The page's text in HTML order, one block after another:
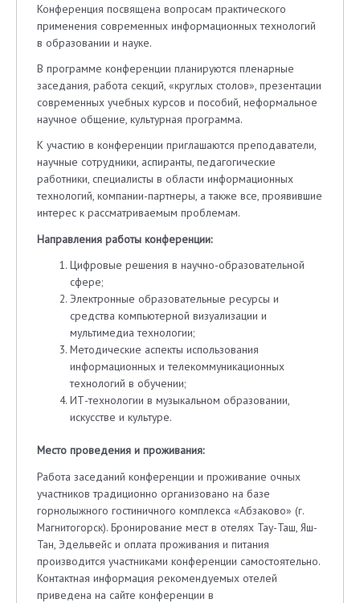
Конференция посвящена вопросам практического
применения современных информационных технологий
в образовании и науке.
В программе конференции планируются пленарные
заседания, работа секций, «круглых столов», презентации
современных учебных курсов и пособий, неформальное
научное общение, культурная программа.
К участию в конференции приглашаются преподаватели,
научные сотрудники, аспиранты, педагогические
работники, специалисты в области информационных
технологий, компании-партнеры, а также все, проявившие
интерес к рассматриваемым проблемам.
Направления работы конференции:
Цифровые решения в научно-образовательной
сфере;
Электронные образовательные ресурсы и
средства компьютерной визуализации и
мультимедиа технологии;
Методические аспекты использования
информационных и телекоммуникационных
технологий в обучении;
ИТ-технологии в музыкальном образовании,
искусстве и культуре.
Место проведения и проживания:
Работа заседаний конференции и проживание очных
участников традиционно организовано на базе
горнолыжного гостиничного комплекса «Абзаково» (г.
Магнитогорск). Бронирование мест в отелях Тау-Таш, Яш-
Тан, Эдельвейс и оплата проживания и питания
производится участниками конференции самостоятельно.
Контактная информация рекомендуемых отелей
приведена на сайте конференции в